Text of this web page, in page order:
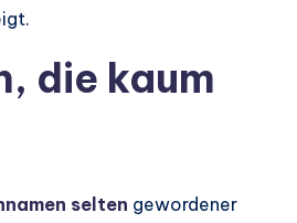
die kaum
selten gewordener